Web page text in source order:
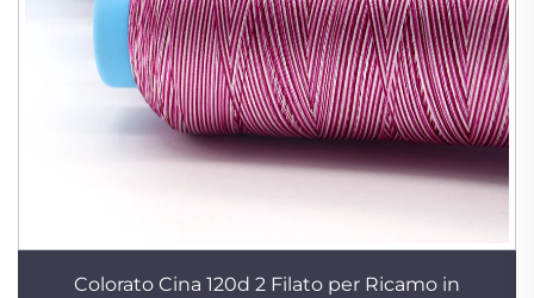
Colorato Cina 120d 2 Filato per Ricamo in